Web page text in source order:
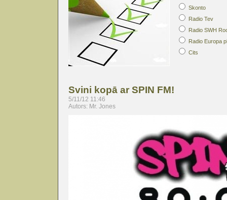
Skonto
Radio Tev
Radio SWH
Radio Europa
Cits
Svini kopā ar SPIN FM!
5/11/12 11:46
Autors: Mr. Jones